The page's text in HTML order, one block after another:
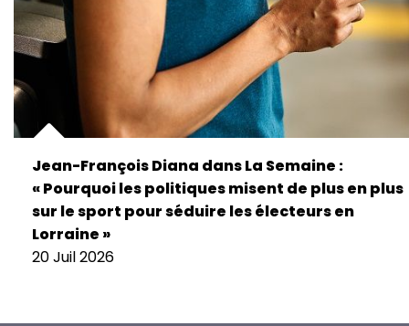
Jean-François Diana dans La Semaine :
« Pourquoi les politiques misent de plus en plus
sur le sport pour séduire les électeurs en
Lorraine »
20 Juil 2026